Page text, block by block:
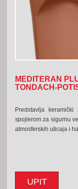
MEDITERAN
TONDACH-
Predstavlja
spojlerom za sigurnu
atmosferskih uticaja i
UPIT